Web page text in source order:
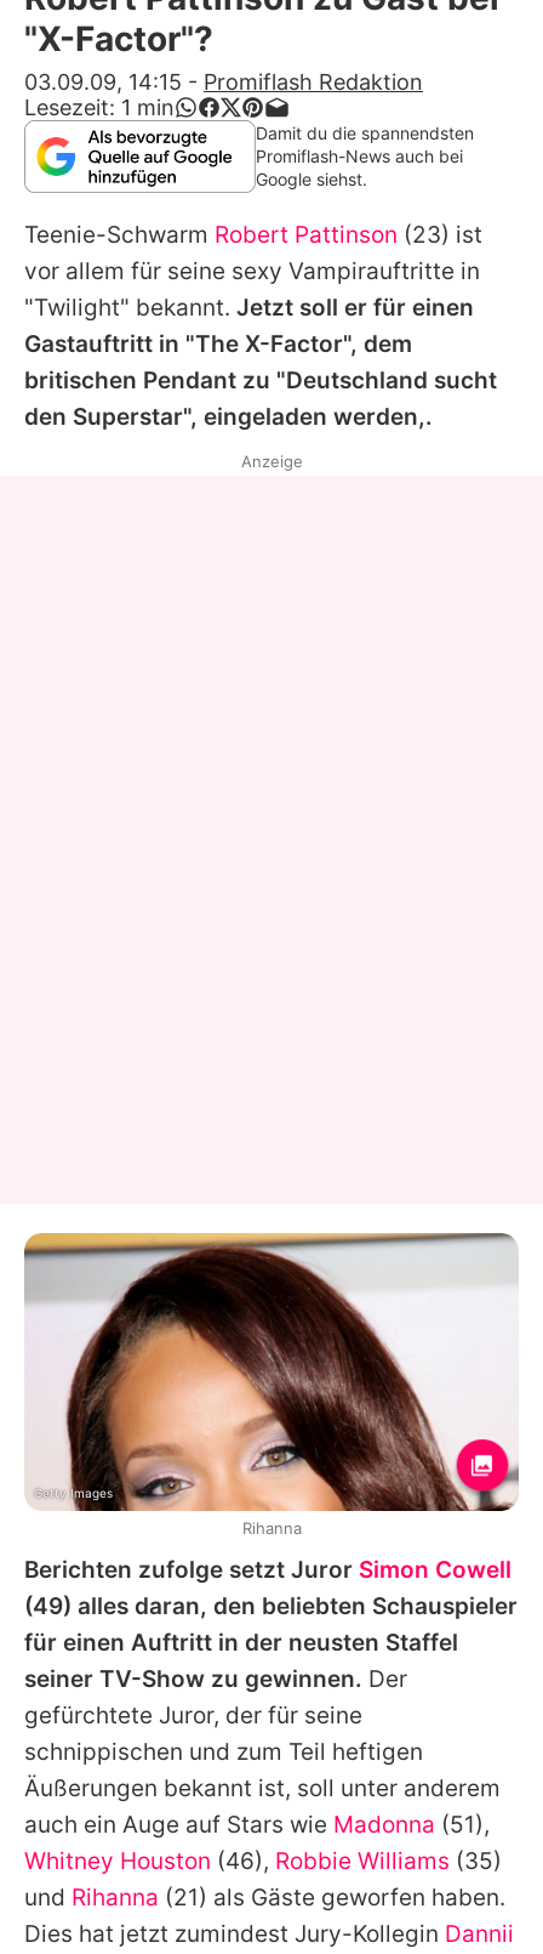
Alle Themen auf Promiflash
App runterladen
Team
Redaktionelle Richtlinien
Impressum
Nutzungsbedingungen
Utiq verwalten
"X-Factor"?
03.09.09, 14:15 - Promiflash Redaktion
Lesezeit: 1 min
Damit du die spannendsten
Promiflash-News auch bei
Google siehst.
Teenie-Schwarm Robert Pattinson (23) ist
vor allem für seine sexy Vampirauftritte in
"Twilight" bekannt. Jetzt soll er für einen
Gastauftritt in "The X-Factor", dem
britischen Pendant zu "Deutschland sucht
den Superstar", eingeladen werden,.
Berichten zufolge setzt Juror Simon Cowell
(49) alles daran, den beliebten Schauspieler
für einen Auftritt in der neusten Staffel
seiner TV-Show zu gewinnen. Der
gefürchtete Juror, der für seine
schnippischen und zum Teil heftigen
Äußerungen bekannt ist, soll unter anderem
auch ein Auge auf Stars wie Madonna (51),
Whitney Houston (46), Robbie Williams (35)
und Rihanna (21) als Gäste geworfen haben.
Dies hat jetzt zumindest Jury-Kollegin Dannii
Anzeige
Getty Images
Rihanna